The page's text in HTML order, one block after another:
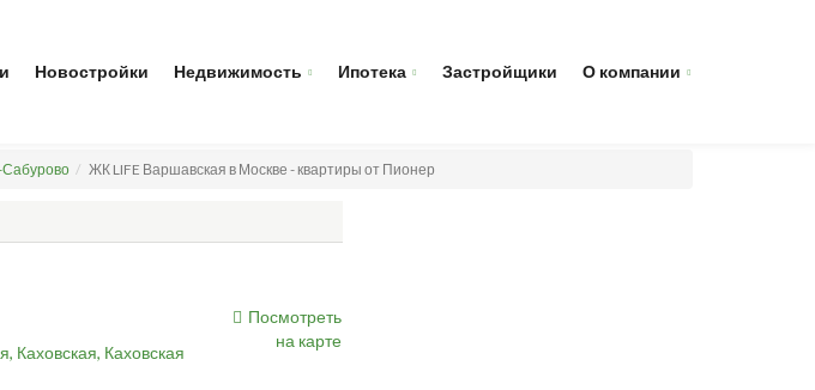
Новостройки Недвижимость Ипотека Застройщики О компании
Сабурово ЖК LIFE Варшавская в Москве - квартиры от Пионер
Каховская, Каховская
Посмотреть
на карте